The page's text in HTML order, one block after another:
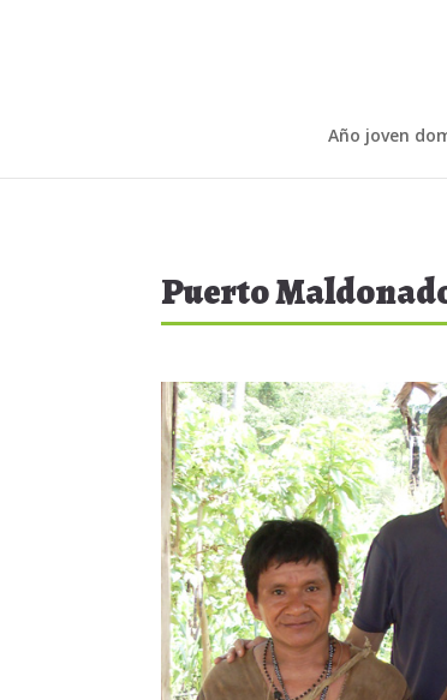
Año joven
Puerto